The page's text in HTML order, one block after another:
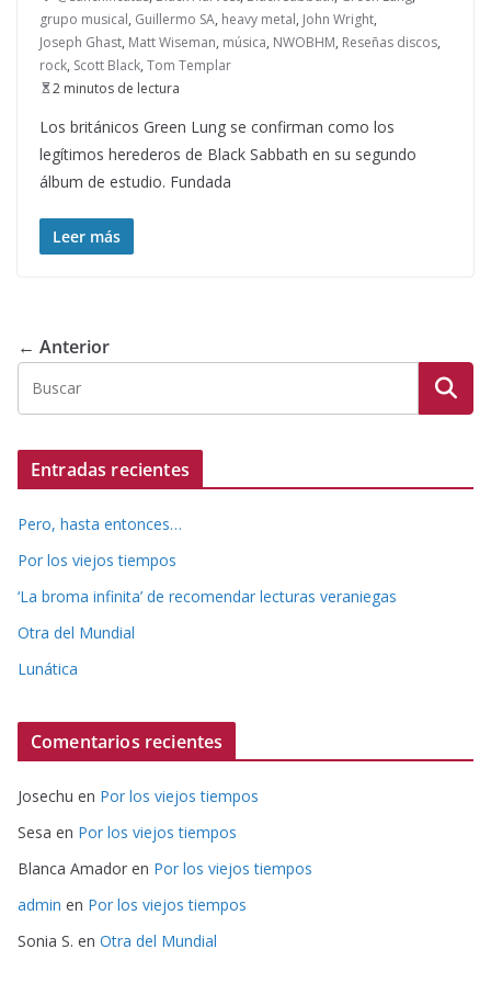
grupo musical, Guillermo SA, heavy metal, John Wright,
Joseph Ghast, Matt Wiseman, música, NWOBHM, Reseñas discos,
rock, Scott Black, Tom Templar
2 minutos de lectura
Los británicos Green Lung se confirman como los
legítimos herederos de Black Sabbath en su segundo
álbum de estudio. Fundada
Leer más
← Anterior
Entradas recientes
Pero, hasta entonces…
Por los viejos tiempos
‘La broma infinita’ de recomendar lecturas veraniegas
Otra del Mundial
Lunática
Comentarios recientes
Josechu en Por los viejos tiempos
Sesa en Por los viejos tiempos
Blanca Amador en Por los viejos tiempos
admin en Por los viejos tiempos
Sonia S. en Otra del Mundial